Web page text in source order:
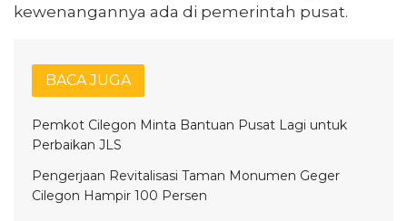
kewenangannya ada di pemerintah pusat.
BACA JUGA
Pemkot Cilegon Minta Bantuan Pusat Lagi untuk
Perbaikan JLS
Pengerjaan Revitalisasi Taman Monumen Geger
Cilegon Hampir 100 Persen